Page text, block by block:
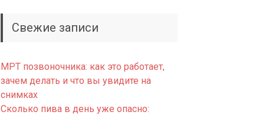
Свежие записи
МРТ позвоночника: как это работает,
зачем делать и что вы увидите на
снимках
Сколько пива в день уже опасно: